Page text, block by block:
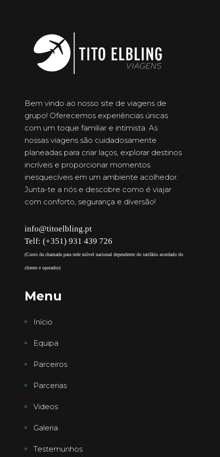
Bem vindo ao nosso site de viagens de
grupo! Oferecemos experiências únicas
com um toque familiar e intimista. As
nossas viagens são cuidadosamente
planeadas para criar laços, explorar destinos
incríveis e proporcionar momentos
inesquecíveis em um ambiente acolhedor.
Junta-te a nós e descobre como é viajar
com conforto, segurança e diversão!
info@titoelbling.pt
Telf: (+351) 931 439 726
(Custo da chamada para rede móvel nacional dependente do tarifário acordado do
cliente e operador)
Menu
Início
Equipa
Parceiros
Parcerias
Videos
Galeria
Testemunhos